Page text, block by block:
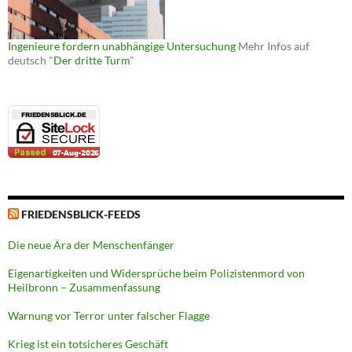
Ingenieure fordern unabhängige Untersuchung Mehr Infos auf
deutsch "Der dritte Turm"
FRIEDENSBLICK-FEEDS
Die neue Ära der Menschenfänger
Eigenartigkeiten und Widersprüche beim Polizistenmord von
Heilbronn – Zusammenfassung
Warnung vor Terror unter falscher Flagge
Krieg ist ein totsicheres Geschäft